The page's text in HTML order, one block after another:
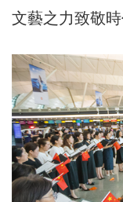
文藝之力致敬時